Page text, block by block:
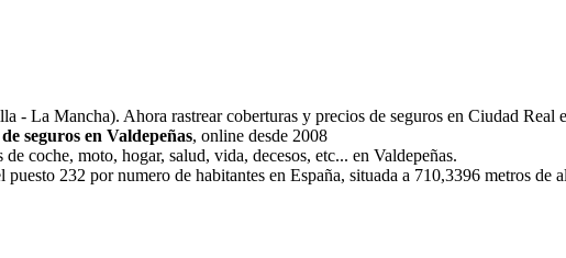
- La Mancha). Ahora rastrear coberturas y precios de seguros en Ciudad Real
seguros en Valdepeñas, online desde 2008
de coche, moto, hogar, salud, vida, decesos, etc... en Valdepeñas.
puesto 232 por numero de habitantes en España, situada a 710,3396 metros de